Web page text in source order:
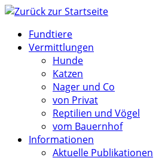
Zum
springenFundtiere
Vermittlungen
Hunde
Katzen
Nager und Co
von Privat
Reptilien und Vögel
vom Bauernhof
Informationen
Aktuelle Publikationen